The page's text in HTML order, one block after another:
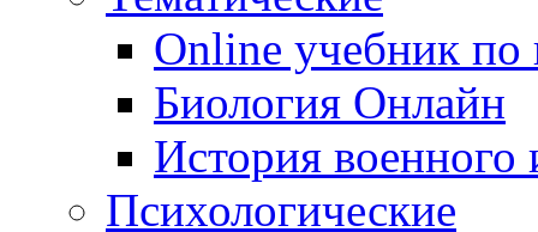
Online учебник по
Биология Онлайн
История военного
Психологические